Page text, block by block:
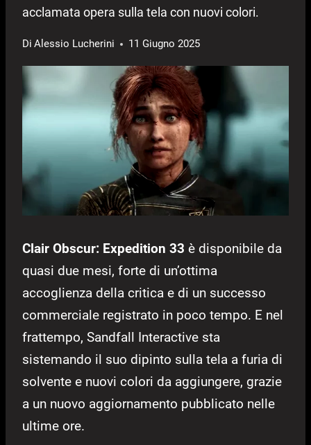
acclamata opera sulla tela con nuovi colori.
Di Alessio Lucherini 11 Giugno 2025
Clair Obscur: Expedition 33 è disponibile da
quasi due mesi, forte di un’ottima
accoglienza della critica e di un successo
commerciale registrato in poco tempo. E nel
frattempo, Sandfall Interactive sta
sistemando il suo dipinto sulla tela a furia di
solvente e nuovi colori da aggiungere, grazie
a un nuovo aggiornamento pubblicato nelle
ultime ore.